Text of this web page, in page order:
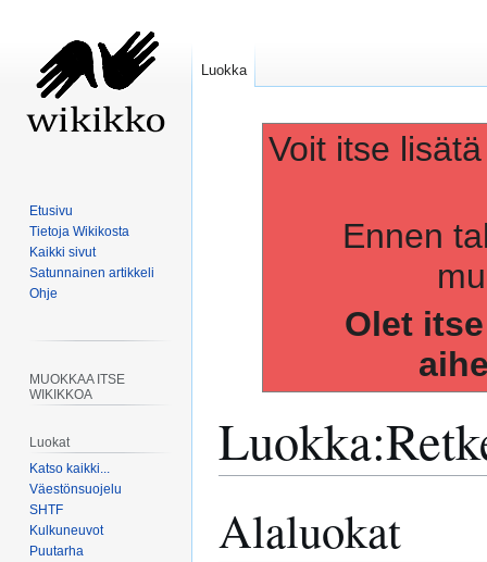
Voit itse
Ennen
Olet
Luokka:
navigaatioon
hakuun
Alaluokat
Luokka
Etusivu
Tietoja Wikikosta
Kaikki sivut
Satunnainen artikkeli
Ohje
MUOKKAA ITSE
WIKIKKOA
Luokat
Katso kaikki...
Väestönsuojelu
SHTF
Kulkuneuvot
Puutarha